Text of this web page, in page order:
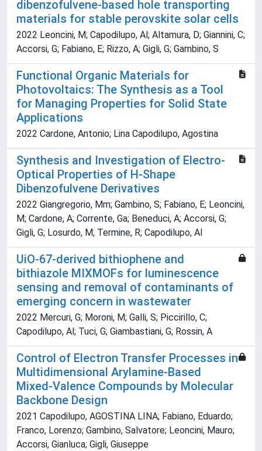
dibenzofulvene-based hole transporting
materials for stable perovskite solar cells
2022 Leoncini, M; Capodilupo, Al; Altamura, D; Giannini, C;
Accorsi, G; Fabiano, E; Rizzo, A; Gigli, G; Gambino, S
Functional Organic Materials for
Photovoltaics: The Synthesis as a Tool
for Managing Properties for Solid State
Applications
2022 Cardone, Antonio; Lina Capodilupo, Agostina
Synthesis and Investigation of Electro-
Optical Properties of H-Shape
Dibenzofulvene Derivatives
2022 Giangregorio, Mm; Gambino, S; Fabiano, E; Leoncini,
M; Cardone, A; Corrente, Ga; Beneduci, A; Accorsi, G;
Gigli, G; Losurdo, M; Termine, R; Capodilupo, Al
UiO-67-derived bithiophene and
bithiazole MIXMOFs for luminescence
sensing and removal of contaminants of
emerging concern in wastewater
2022 Mercuri, G; Moroni, M; Galli, S; Piccirillo, C;
Capodilupo, Al; Tuci, G; Giambastiani, G; Rossin, A
Control of Electron Transfer Processes in
Multidimensional Arylamine-Based
Mixed-Valence Compounds by Molecular
Backbone Design
2021 Capodilupo, AGOSTINA LINA; Fabiano, Eduardo;
Franco, Lorenzo; Gambino, Salvatore; Leoncini, Mauro;
Accorsi, Gianluca; Gigli, Giuseppe